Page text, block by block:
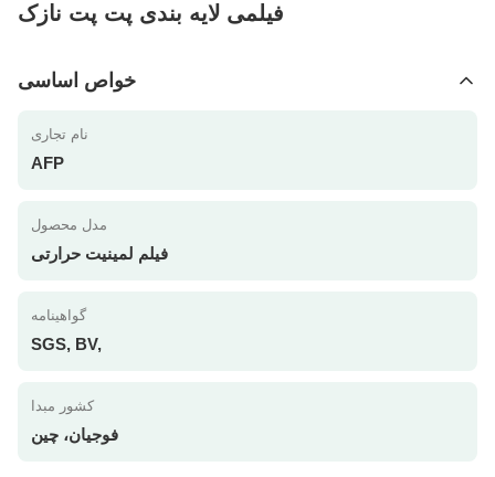
فیلمی لایه بندی پت پت نازک
خواص اساسی
نام تجاری
AFP
مدل محصول
فیلم لمینیت حرارتی
گواهینامه
SGS, BV,
کشور مبدا
فوجیان، چین